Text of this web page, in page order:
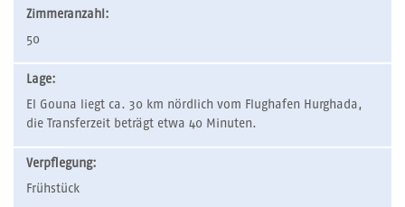
Zimmeranzahl:
50
Lage:
El Gouna liegt ca. 30 km nördlich vom Flughafen Hurghada,
die Transferzeit beträgt etwa 40 Minuten.
Verpflegung:
Frühstück